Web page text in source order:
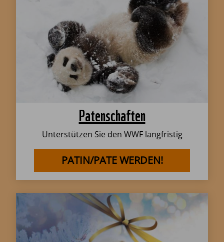
Patenschaften
Unterstützen Sie den WWF langfristig
PATIN/PATE WERDEN!